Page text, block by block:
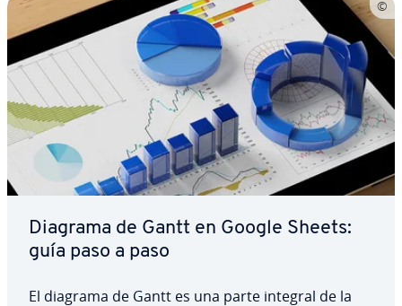
Diagrama de Gantt en Google Sheets:
guía paso a paso
El diagrama de Gantt es una parte integral de la